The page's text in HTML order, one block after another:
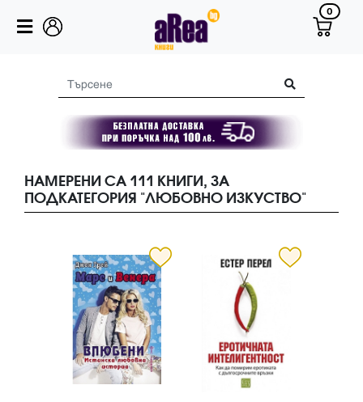
0
НАМЕРЕНИ СА 111 КНИГИ, ЗА
ПОДКАТЕГОРИЯ "ЛЮБОВНО ИЗКУСТВО"